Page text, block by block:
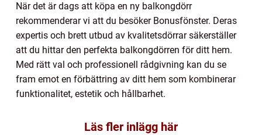
När det är dags att köpa en ny balkongdörr
rekommenderar vi att du besöker Bonusfönster. Deras
expertis och brett utbud av kvalitetsdörrar säkerställer
att du hittar den perfekta balkongdörren för ditt hem.
Med rätt val och professionell rådgivning kan du se
fram emot en förbättring av ditt hem som kombinerar
funktionalitet, estetik och hållbarhet.
Läs fler inlägg här